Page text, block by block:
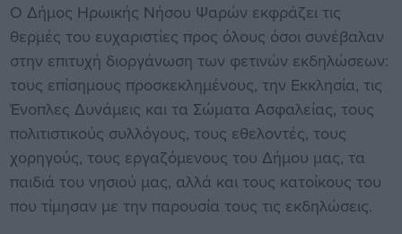
Ο Δήμος Ηρωικής Νήσου Ψαρών εκφράζει τις
θερμές του ευχαριστίες προς όλους όσοι συνέβαλαν
στην επιτυχή διοργάνωση των φετινών εκδηλώσεων:
τους επίσημους προσκεκλημένους, την Εκκλησία, τις
Ένοπλες Δυνάμεις και τα Σώματα Ασφαλείας, τους
πολιτιστικούς συλλόγους, τους εθελοντές, τους
χορηγούς, τους εργαζόμενους του Δήμου μας, τα
παιδιά του νησιού μας, αλλά και τους κατοίκους του
που τίμησαν με την παρουσία τους τις εκδηλώσεις.